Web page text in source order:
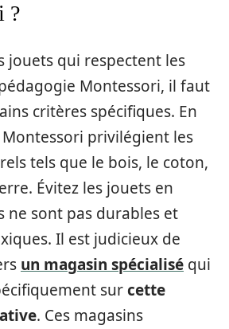
?
jouets qui respectent les
Montessori, il faut
critères spécifiques. En
privilégient les
tels que le bois, le coton,
Évitez les jouets en
ne sont pas durables et
Il est judicieux de
un magasin spécialisé qui
surcette
. Ces magasins